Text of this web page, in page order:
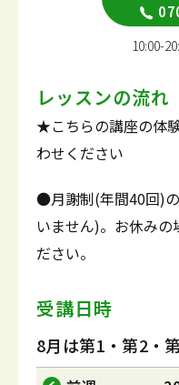
10:00-
レッスンの流れ
★こちらの講座の体
わせください
●月謝制(年間40回)
いません)。お休みの
ださい。
受講日時
8月は第1・第2・